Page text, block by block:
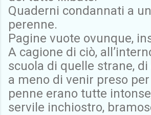
Quaderni condannati a
perenne.
Pagine vuote ovunque,
A cagione di ciò,
scuola di quelle strane,
a meno di venir preso
penne erano tutte
servile inchiostro,